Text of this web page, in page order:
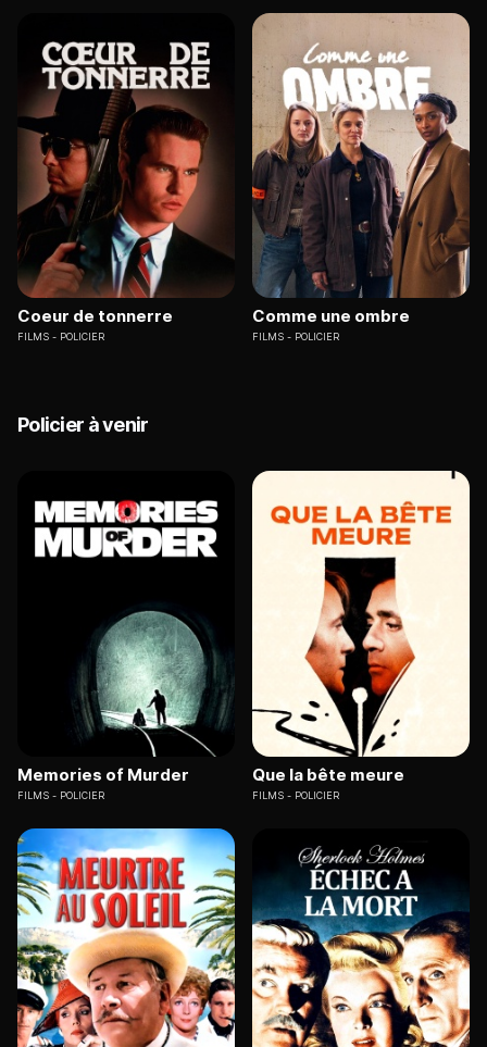
Coeur de tonnerre
FILMS POLICIER
Comme une ombre
FILMS POLICIER
Policier à venir
Memories of Murder
FILMS POLICIER
Que la bête meure
FILMS POLICIER